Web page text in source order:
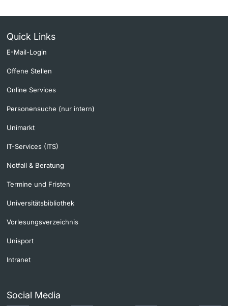
Quick Links
E-Mail-Login
Offene Stellen
Online Services
Personensuche (nur intern)
Unimarkt
IT-Services (ITS)
Notfall & Beratung
Termine und Fristen
Universitätsbibliothek
Vorlesungsverzeichnis
Unisport
Intranet
Social Media